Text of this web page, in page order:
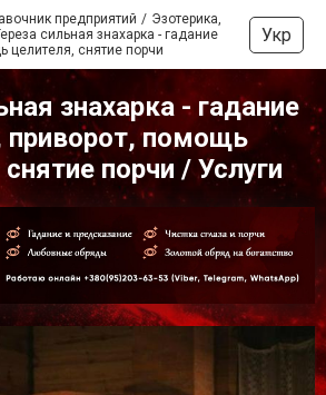
предприятий
Эзотерика,
сильная знахарка - гадание
целителя, снятие порчи
Укр
знахарка - гадание
приворот, помощь
порчи / Услуги